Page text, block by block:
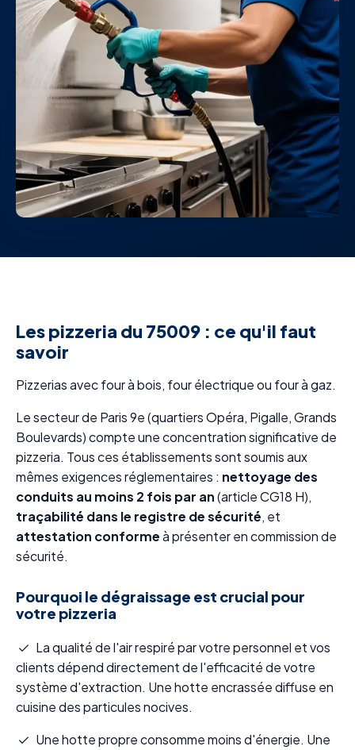
Les pizzeria du 75009 : ce qu'il faut
savoir
Pizzerias avec four à bois, four électrique ou four à gaz.
Le secteur de Paris 9e (quartiers Opéra, Pigalle, Grands
Boulevards) compte une concentration significative de
pizzeria. Tous ces établissements sont soumis aux
mêmes exigences réglementaires : nettoyage des
conduits au moins 2 fois par an(article CG18 H),
traçabilité dans le registre de sécurité, et
attestation conformeà présenter en commission de
sécurité.
Pourquoi le dégraissage est crucial pour
votre pizzeria
La qualité de l'air respiré par votre personnel et vos
clients dépend directement de l'efficacité de votre
système d'extraction. Une hotte encrassée diffuse en
cuisine des particules nocives.
Une hotte propre consomme moins d'énergie. Une